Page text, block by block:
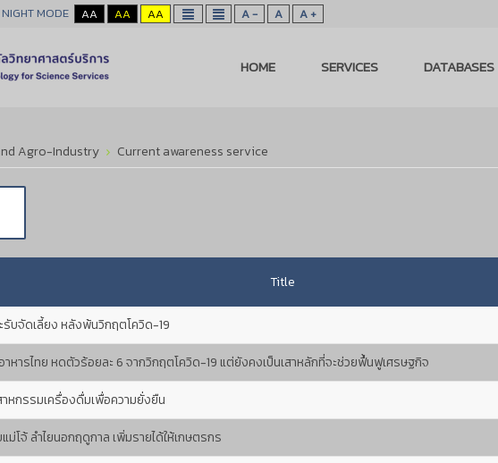
NIGHT MODE AA AA AA A - A A +
HOME SERVICES DATABASES
Agro-Industry Current awareness service
Title
บจัดเลี้ยง หลังพ้นวิกฤตโควิด-19
หารไทย หดตัวร้อยละ 6 จากวิกฤตโควิด-19 แต่ยังคงเป็นเสาหลักที่จะช่วยฟื้นฟูเศรษฐกิจ
หกรรมเครื่องดื่มเพื่อความยั่งยืน
โจ้ ลำไยนอกฤดูกาล เพิ่มรายได้ให้เกษตรกร